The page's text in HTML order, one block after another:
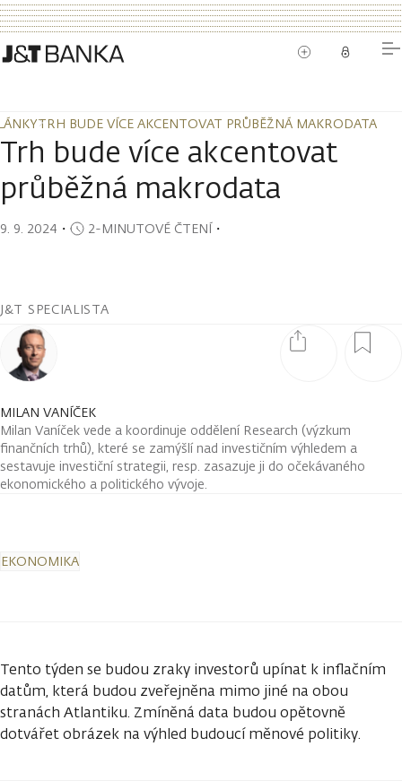
TRH BUDE VÍCE AKCENTOVAT PRŮBĚŽNÁ MAKRODATA
TRH BUDE VÍCE AKCENTOVAT PRŮBĚŽNÁ MAKRODATA
Trh bude více akcentovat
průběžná makrodata
9. 9. 2024 ・ 2-MINUTOVÉ ČTENÍ・
J&T SPECIALISTA
MILAN VANÍČEK
Milan Vaníček vede a koordinuje oddělení Research (výzkum
finančních trhů), které se zamýšlí nad investičním výhledem a
sestavuje investiční strategii, resp. zasazuje ji do očekávaného
ekonomického a politického vývoje.
EKONOMIKA
Tento týden se budou zraky investorů upínat k inflačním
datům, která budou zveřejněna mimo jiné na obou
stranách Atlantiku. Zmíněná data budou opětovně
dotvářet obrázek na výhled budoucí měnové politiky.